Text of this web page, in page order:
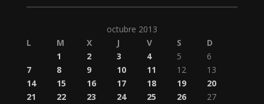
octubre 2013
L
M X J V S
D
1
2 3 4 5
6
7
8 9 10 11 12
13
14
15 16 17 18 19
20
21
22 23 24 25 26
27